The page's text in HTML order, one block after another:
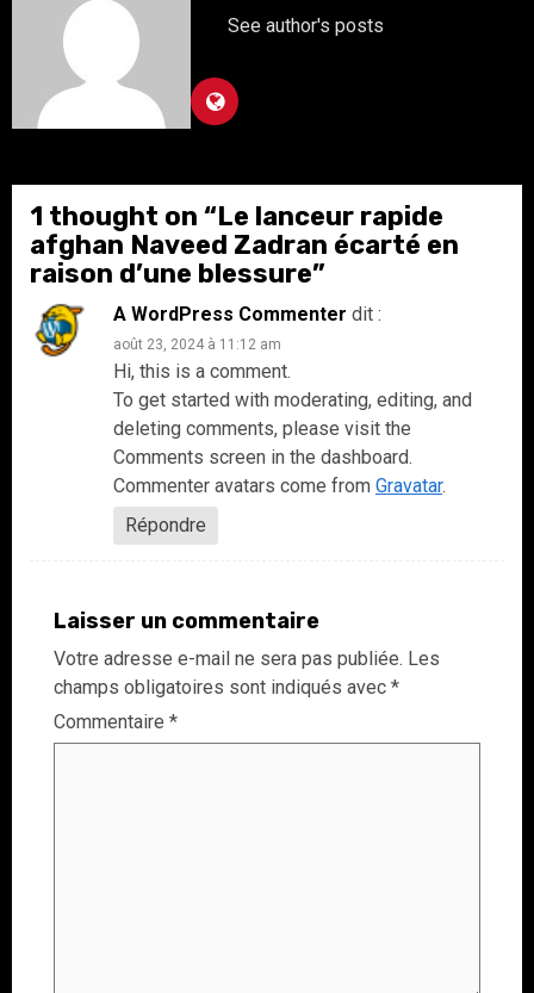
See author's posts
1 thought on “Le lanceur rapide
afghan Naveed Zadran écarté en
raison d’une blessure”
A WordPress Commenter dit :
août 23, 2024 à 11:12 am
Hi, this is a comment.
To get started with moderating, editing, and
deleting comments, please visit the
Comments screen in the dashboard.
Commenter avatars come from Gravatar.
Répondre
Laisser un commentaire
Votre adresse e-mail ne sera pas publiée. Les
champs obligatoires sont indiqués avec *
Commentaire *